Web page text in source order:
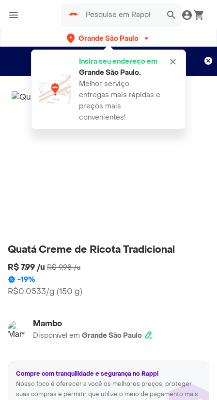
Grande São Paulo
Insira seu endereço em
Grande São Paulo.
Melhor serviço,
entregas mais rápidas e
preços mais
convenientes!
Entregas grátis por 15 dias!
Aplicam T&C
Quatá Creme de Ricota Tradicional
R$ 7,99 /u R$ 9,98/u
-19%
R$0.0533/g (150 g)
Mambo
Disponível em Grande São Paulo
Compre com tranquilidade e segurança no Rappi
Nosso foco é oferecer a você os melhores preços, proteger
suas compras e permitir que utilize o meio de pagamento mais